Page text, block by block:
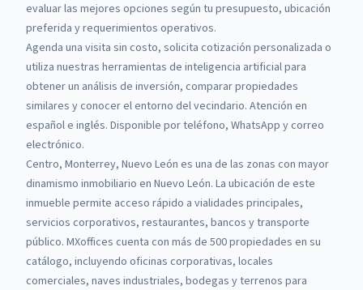
evaluar las mejores opciones según tu presupuesto, ubicación
preferida y requerimientos operativos.
Agenda una visita sin costo, solicita cotización personalizada o
utiliza nuestras herramientas de inteligencia artificial para
obtener un análisis de inversión, comparar propiedades
similares y conocer el entorno del vecindario. Atención en
español e inglés. Disponible por teléfono, WhatsApp y correo
electrónico.
Centro, Monterrey, Nuevo León es una de las zonas con mayor
dinamismo inmobiliario en Nuevo León. La ubicación de este
inmueble permite acceso rápido a vialidades principales,
servicios corporativos, restaurantes, bancos y transporte
público. MXoffices cuenta con más de 500 propiedades en su
catálogo, incluyendo oficinas corporativas, locales
comerciales, naves industriales, bodegas y terrenos para